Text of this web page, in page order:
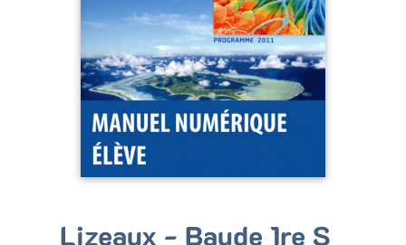
Bénéficiez de tarifs préférentiels
Téléchargez des ressources gratuites
Recevez des informations sur nos nouveautés
Lizeaux - Baude 1re S